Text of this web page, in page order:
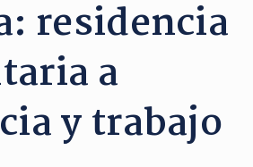
residencia
a
y trabajo